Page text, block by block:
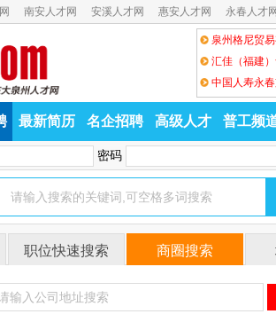
南安人才网 安溪人才网 惠安人才网 永春人才
泉州格尼贸
汇佳（福建
中国人寿永
最新简历 名企招聘 高级人才 普工频
密码
职位快速搜索 商圈搜索